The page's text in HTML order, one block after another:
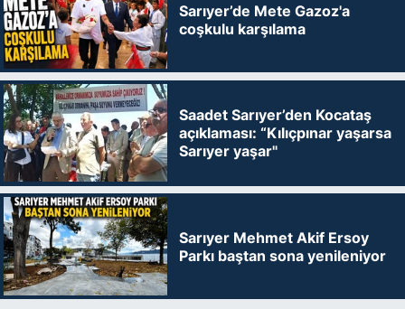
Sarıyer’de Mete Gazoz'a
coşkulu karşılama
Saadet Sarıyer’den Kocataş
açıklaması: “Kılıçpınar yaşarsa
Sarıyer yaşar"
Sarıyer Mehmet Akif Ersoy
Parkı baştan sona yenileniyor